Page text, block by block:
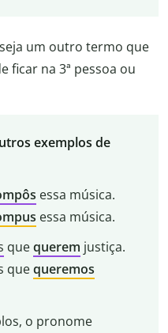
um outro termo que
ficar na 3ª pessoa ou
exemplos de
essa música.
essa música.
quequerem justiça.
quequeremos
o pronome